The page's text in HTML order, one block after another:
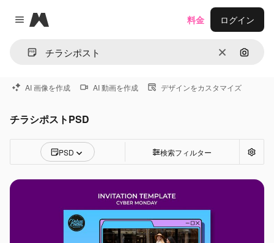
Close menu
Magnific
消去 画像で
料金 ログイン
AI 画像を作成 AI 動画を作成 デザインをカスタマイズ
チラシポストPSD
PSD 検索フィルター